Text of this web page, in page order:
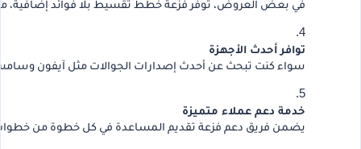
في بعض العروض، توفر فزعة خطط تقسيط بلا فوائد إضافية،
توافر أحدث الأجهزة
سواء كنت تبحث عن أحدث إصدارات الجوالات مثل آيفون
خدمة دعم عملاء متميزة
يضمن فريق دعم فزعة تقديم المساعدة في كل خطوة من